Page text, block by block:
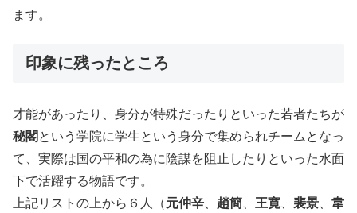
ます。
印象に残ったところ
才能があったり、身分が特殊だったりといった若者たちが
秘閣 という学院に学生という身分で集められチームとなっ
て、実際は国の平和の為に陰謀を阻止したりといった水面
下で活躍する物語です。
上記リストの上から６人（元仲辛 趙簡 王寛 裴景 韋